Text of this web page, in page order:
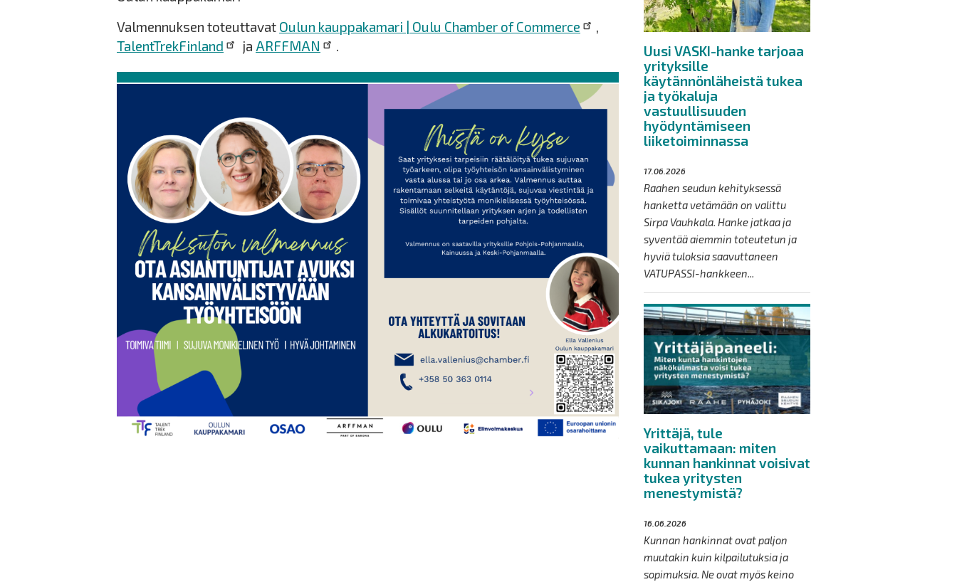
Valmennuksen toteuttavat Oulun kauppakamari | Oulu Chamber of Commerce
,
TalentTrekFinland
ja ARFFMAN .
Uusi VASKI-hanke tarjoaa
yrityksille
käytännönläheistä tukea
ja työkaluja
vastuullisuuden
hyödyntämiseen
liiketoiminnassa
17.06.2026
Raahen seudun kehityksessä
hanketta vetämään on valittu
Sirpa Vauhkala. Hanke jatkaa ja
syventää aiemmin toteutetun ja
hyviä tuloksia saavuttaneen
VATUPASSI-hankkeen...
Yrittäjä, tule
vaikuttamaan: miten
kunnan hankinnat voisivat
tukea yritysten
menestymistä?
16.06.2026
Kunnan hankinnat ovat paljon
muutakin kuin kilpailutuksia ja
sopimuksia. Ne ovat myös keino